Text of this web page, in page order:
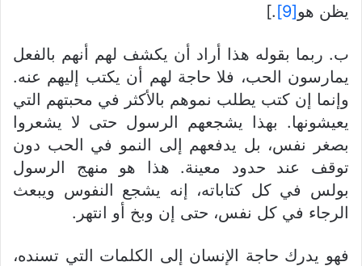
يظن هو[9]
.]
ب. ربما بقوله هذا أراد أن يكشف لهم أنهم بالفعل
يمارسون الحب، فلا حاجة لهم أن يكتب إليهم عنه.
وإنما إن كتب يطلب نموهم بالأكثر في محبتهم التي
يعيشونها. بهذا يشجعهم الرسول حتى لا يشعروا
بصغر نفس، بل يدفعهم إلى النمو في الحب دون
توقف عند حدود معينة. هذا هو منهج الرسول
بولس في كل كتاباته، إنه يشجع النفوس ويبعث
الرجاء في كل نفس، حتى إن وبخ أو انتهر.
فهو يدرك حاجة الإنسان إلى الكلمات التي تسنده،